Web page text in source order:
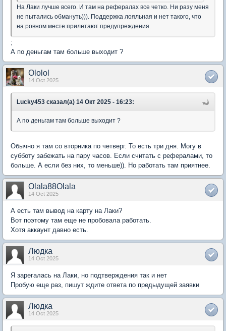
На Лаки лучше всего. И там на рефералах все четко. Ни разу меня
не пытались обмануть))). Поддержка лояльная и нет такого, что
на ровном месте прилетают предупреждения.
;
А по деньгам там больше выходит ?
Ololol
14 Oct 2025
Lucky453 сказал(а) 14 Окт 2025 - 16:23:
А по деньгам там больше выходит ?
Обычно я там со вторника по четверг. То есть три дня. Могу в
субботу забежать на пару часов. Если считать с рефералами, то
больше. А если без них, то меньше)). Но работать там приятнее.
Olala88Olala
14 Oct 2025
А есть там вывод на карту на Лаки?
Вот поэтому там еще не пробовала работать.
Хотя аккаунт давно есть.
Людка
14 Oct 2025
Я зарегалась на Лаки, но подтверждения так и нет
Пробую еще раз, пишут ждите ответа по предыдущей заявки
Людка
14 Oct 2025